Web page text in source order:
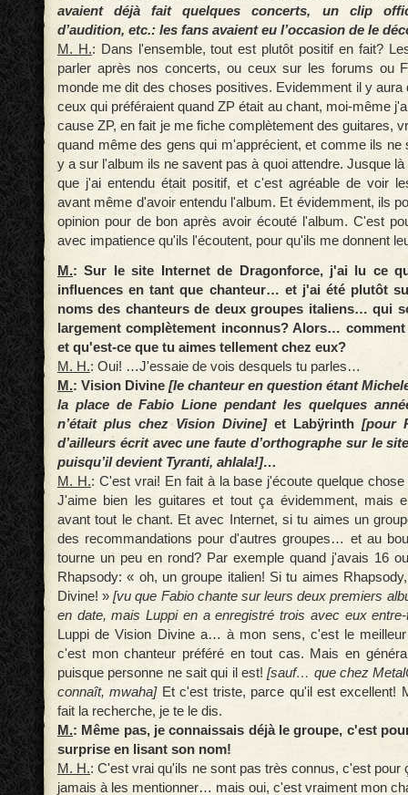
avaient déjà fait quelques concerts, un clip
d’audition, etc.: les fans avaient eu l’occasion de le
M. H.: Dans l'ensemble, tout est plutôt positif en fait?
parler après nos concerts, ou ceux sur les forums ou
monde me dit des choses positives. Evidemment il y
ceux qui préféraient quand ZP était au chant, moi-même
cause ZP, en fait je me fiche complètement des guitares,
quand même des gens qui m'apprécient, et comme ils ne
y a sur l'album ils ne savent pas à quoi attendre. Jusque
que j'ai entendu était positif, et c'est agréable de voir
avant même d'avoir entendu l'album. Et évidemment, ils
opinion pour de bon après avoir écouté l'album. C'est
avec impatience qu'ils l'écoutent, pour qu'ils me donnent
M.: Sur le site Internet de Dragonforce, j'ai lu ce
influences en tant que chanteur… et j'ai été plutôt
noms des chanteurs de deux groupes italiens… qui
largement complètement inconnus? Alors…
et qu'est-ce que tu aimes tellement chez eux?
M. H.: Oui! …J'essaie de vois desquels tu parles…
M.: Vision Divine [le chanteur en question étant
la place de Fabio Lione pendant les quelques
n’était plus chez Vision Divine]et Labÿrinth [pour
d’ailleurs écrit avec une faute d’orthographe sur le
puisqu’il devient Tyranti, ahlala!]…
M. H.: C'est vrai! En fait à la base j'écoute quelque
J'aime bien les guitares et tout ça évidemment, mais
avant tout le chant. Et avec Internet, si tu aimes un
des recommandations pour d'autres groupes… et au
tourne un peu en rond? Par exemple quand j'avais 16
Rhapsody: « oh, un groupe italien! Si tu aimes
Divine! »[vu que Fabio chante sur leurs deux premiers
en date, mais Luppi en a enregistré trois avec eux
Luppi de Vision Divine a… à mon sens, c'est le
c'est mon chanteur préféré en tout cas. Mais en
puisque personne ne sait qui il est![sauf… que chez
connaît, mwaha]Et c'est triste, parce qu'il est excellent!
fait la recherche, je te le dis.
M.: Même pas, je connaissais déjà le groupe, c'est
surprise en lisant son nom!
M. H.: C'est vrai qu'ils ne sont pas très connus, c'est pour
jamais à les mentionner… mais oui, c'est vraiment mon